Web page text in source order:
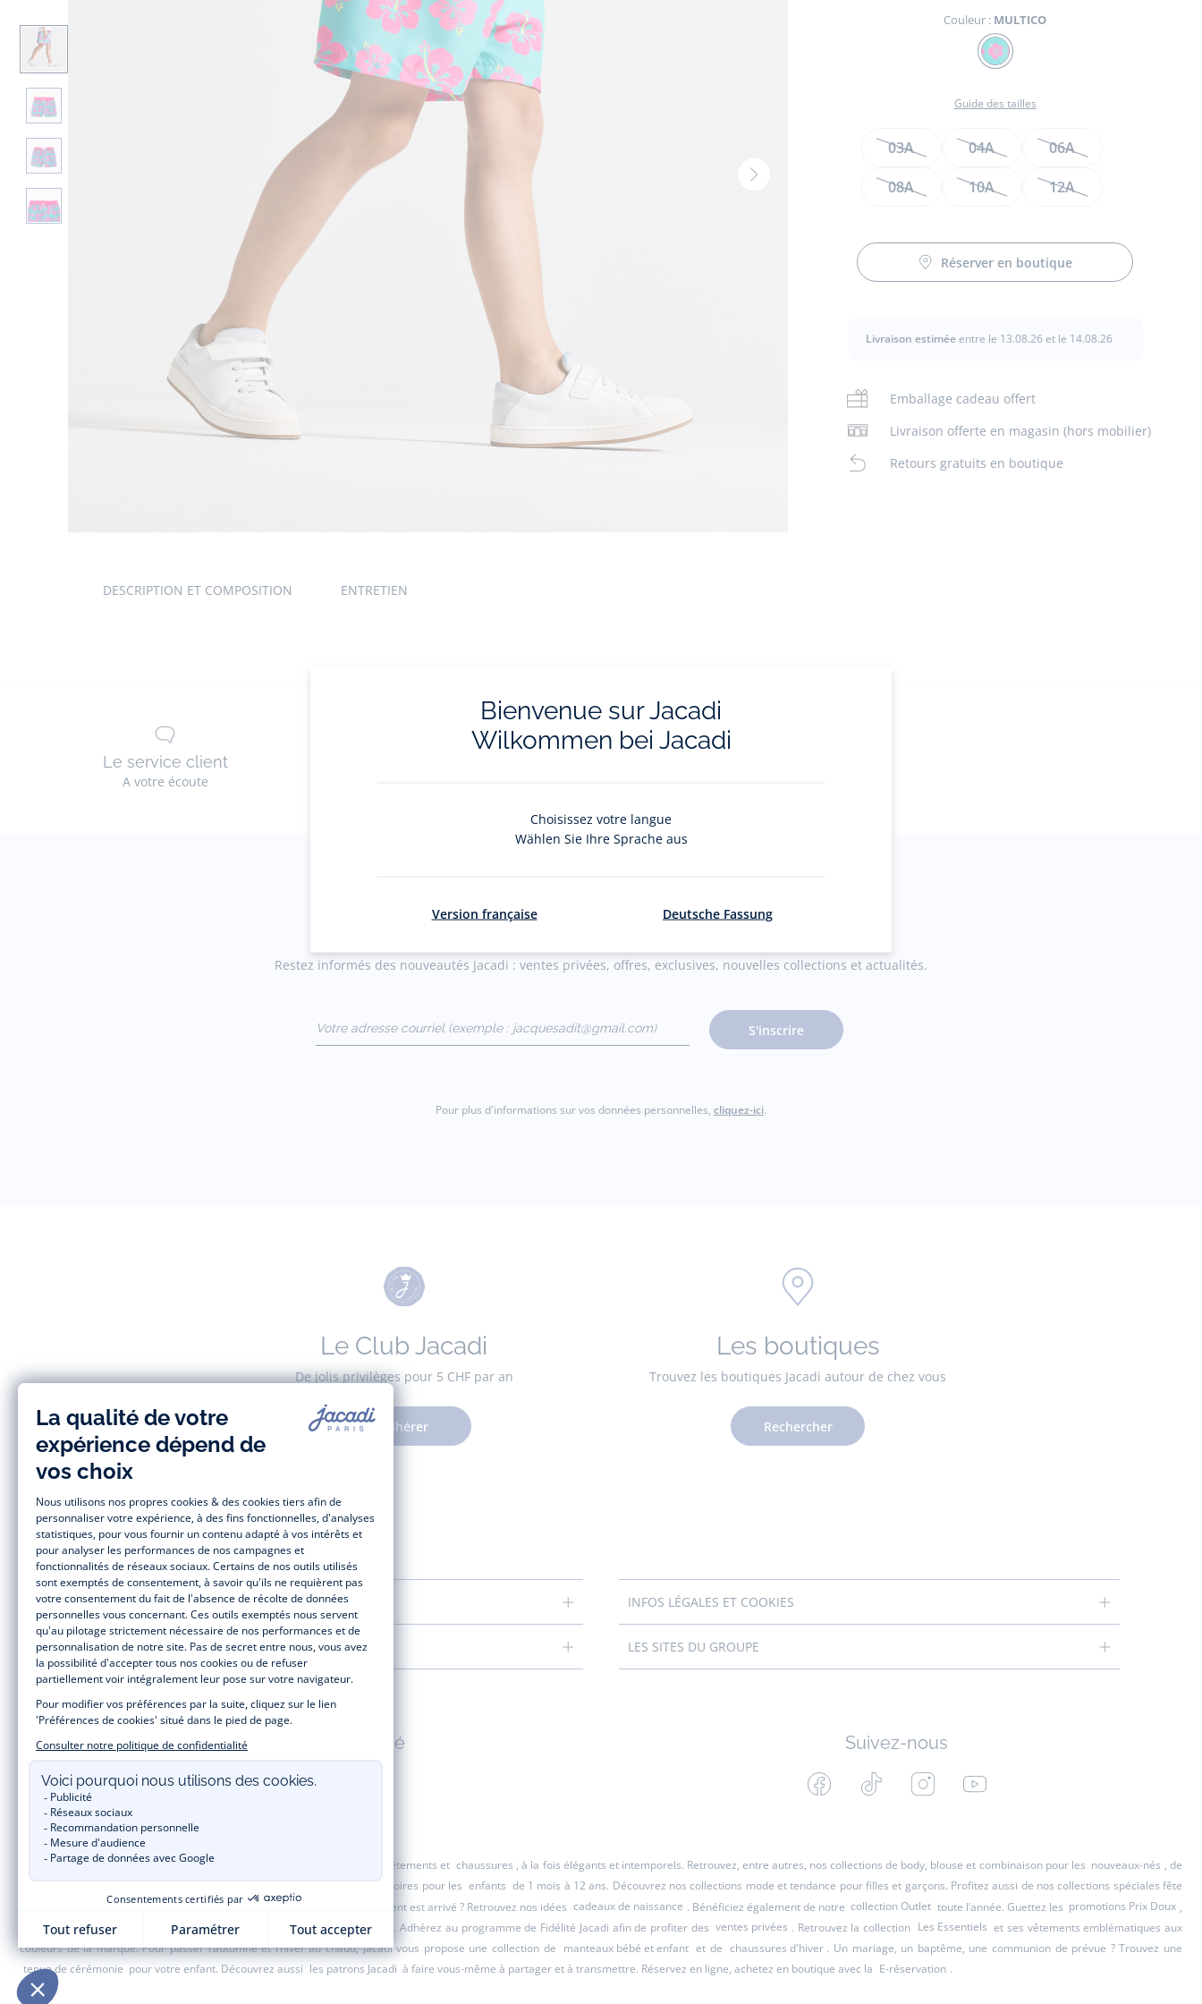
Vignette
Couleur : MULTICO
Couleur
MULTICO
Guide des tailles
Taille
03A 04A
06A
08A
10A 12A
Réserver en boutique
Livraison estiméeentre le 13.08.26 et le 14.08.26
Emballage cadeau offert
Livraison offerte en magasin (hors mobilier)
Retours gratuits en boutique
DESCRIPTION ET COMPOSITION ENTRETIEN
Le service client
A votre écoute
La newsletter
Restez informés des nouveautés Jacadi : ventes privées, offres, exclusives, nouvelles collections et actualités.
(exemple :
jacquesadit@gmail.com)
S'inscrire
Pour plus d'informations sur vos données personnelles, cliquez-ici.
Le Club Jacadi
De jolis privilèges pour 5 CHF par an
Adhérer
Les boutiques
Trouvez les boutiques Jacadi autour de chez vous
Rechercher
AIDE ET SERVICES
LA MAISON JACADI
INFOS LÉGALES ET COOKIES
LES SITES DU GROUPE
Paiement 100% sécurisé Suivez-nous
Facebook Tiktok InstagramYoutube
Jacadi Paris vous propose sur sa boutique en ligne une grande variété de vêtements et chaussures , à la fois élégants et intemporels. Retrouvez, entre autres, nos collections de body, blouse et combinaison pour les nouveaux-nés , de
et de pantalons, chaussettes et accessoires pour les enfants de 1 mois à 12 ans. Découvrez nos collections mode et tendance pour filles et garçons. Profitez aussi de nos collections spéciales fête
de fin d’année et trouvez des idées cadeaux de Noël . Un heureux événement est arrivé ? Retrouvez nos idées cadeaux de naissance . Bénéficiez également de notre collection Outlet toute l’année. Guettez les promotions Prix Doux
une opération spéciale Jacadi avec des vêtements enfant à prix tout ronds. Adhérez au programme de Fidélité Jacadi afin de profiter des ventes privées . Retrouvez la collection Les Essentiels et ses vêtements emblématiques aux
couleurs de la marque. Pour passer l’automne et l’hiver au chaud, Jacadi vous propose une collection de manteaux bébé et enfant et de chaussures d'hiver . Un mariage, un baptême, une communion de prévue ? Trouvez une
tenue de cérémonie pour votre enfant. Découvrez aussi les patrons Jacadi à faire vous-même à partager et à transmettre. Réservez en ligne, achetez en boutique avec la E-réservation .
Bienvenue sur Jacadi
Wilkommen bei Jacadi
Choisissez votre langue
Wählen Sie Ihre Sprache aus
Version française Deutsche Fassung